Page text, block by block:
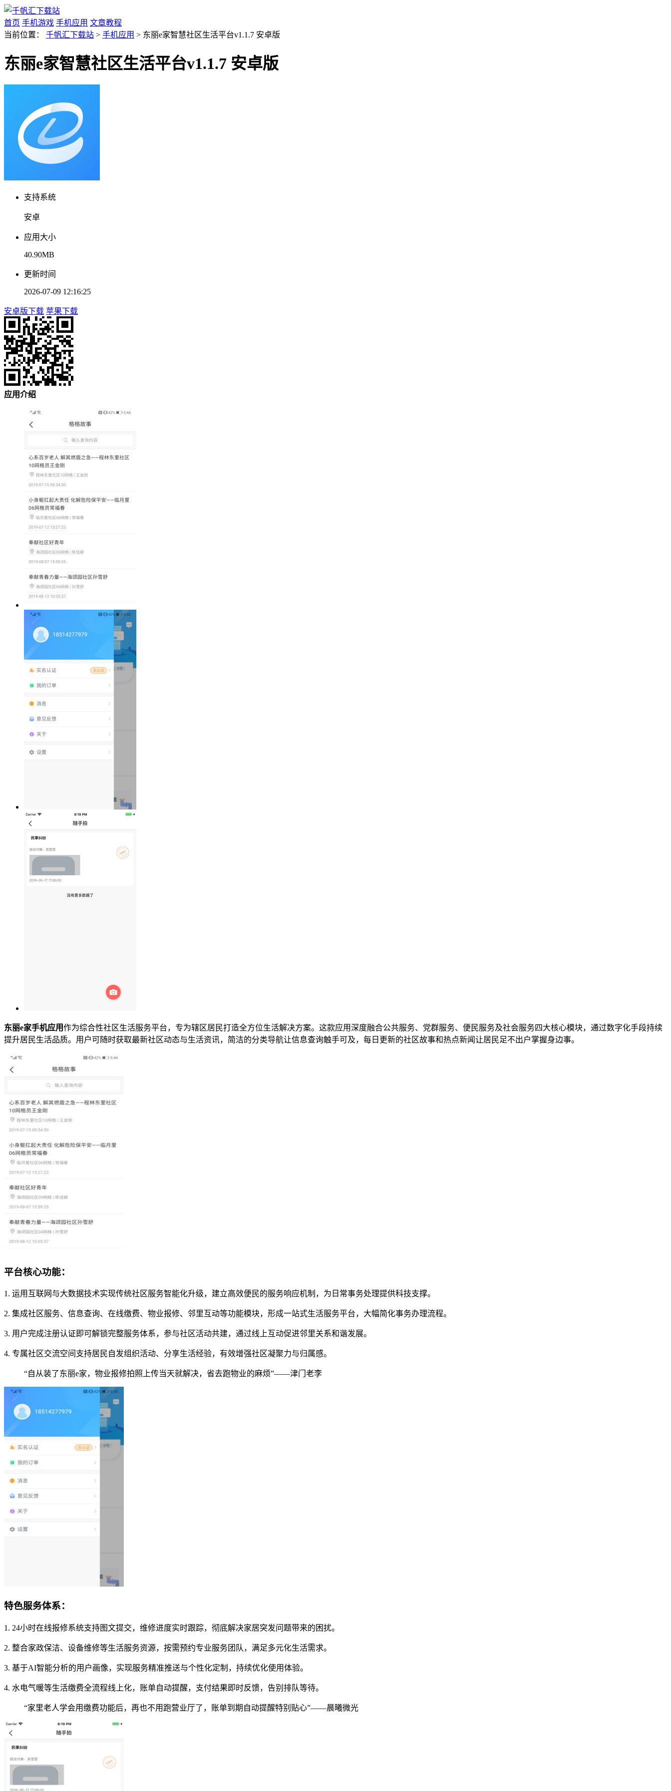
首页 手机游戏 手机应用 文章教程
当前位置： 千帆汇下载站 > 手机应用 > 东丽e家智慧社区生活平台v1.1.7 安卓版
东丽e家智慧社区生活平台v1.1.7 安卓版
支持系统
安卓
应用大小
40.90MB
更新时间
2026-07-09 12:16:25
安卓版下载 苹果下载
应用介绍
东丽e家手机应用作为综合性社区生活服务平台，专为辖区居民打造全方位生活解决方案。这款应用深度融合公共服务、党群服务、便民服务及社会服务四大核心模块，通过数字化手段持续
提升居民生活品质。用户可随时获取最新社区动态与生活资讯，简洁的分类导航让信息查询触手可及，每日更新的社区故事和热点新闻让居民足不出户掌握身边事。
平台核心功能：
1. 运用互联网与大数据技术实现传统社区服务智能化升级，建立高效便民的服务响应机制，为日常事务处理提供科技支撑。
2. 集成社区服务、信息查询、在线缴费、物业报修、邻里互动等功能模块，形成一站式生活服务平台，大幅简化事务办理流程。
3. 用户完成注册认证即可解锁完整服务体系，参与社区活动共建，通过线上互动促进邻里关系和谐发展。
4. 专属社区交流空间支持居民自发组织活动、分享生活经验，有效增强社区凝聚力与归属感。
“自从装了东丽e家，物业报修拍照上传当天就解决，省去跑物业的麻烦”——津门老李
特色服务体系：
1. 24小时在线报修系统支持图文提交，维修进度实时跟踪，彻底解决家居突发问题带来的困扰。
2. 整合家政保洁、设备维修等生活服务资源，按需预约专业服务团队，满足多元化生活需求。
3. 基于AI智能分析的用户画像，实现服务精准推送与个性化定制，持续优化使用体验。
4. 水电气暖等生活缴费全流程线上化，账单自动提醒，支付结果即时反馈，告别排队等待。
“家里老人学会用缴费功能后，再也不用跑营业厅了，账单到期自动提醒特别贴心”——晨曦微光